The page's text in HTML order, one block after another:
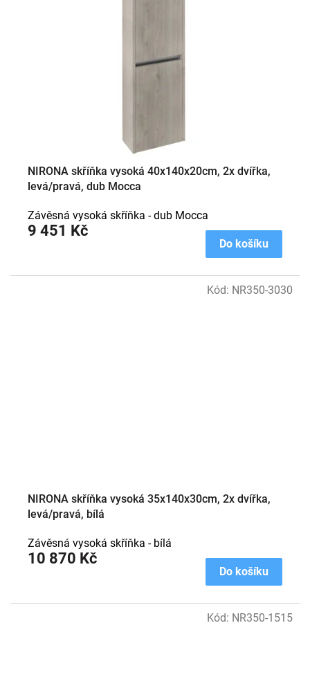
NIRONA skříňka vysoká 40x140x20cm, 2x dvířka,
levá/pravá, dub Mocca
9 451 Kč
Do košíku
Závěsná vysoká skříňka - dub Mocca
NIRONA skříňka vysoká 35x140x30cm, 2x dvířka,
levá/pravá, bílá
10 870 Kč
Do košíku
Závěsná vysoká skříňka - bílá
Kód: NR350-3030
Kód: NR350-1515